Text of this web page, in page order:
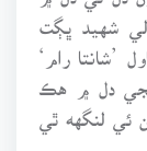
شهيد ڀڳت
’شانتا رام‘
دل ۾ هڪ
ئي لنگهه ٿي